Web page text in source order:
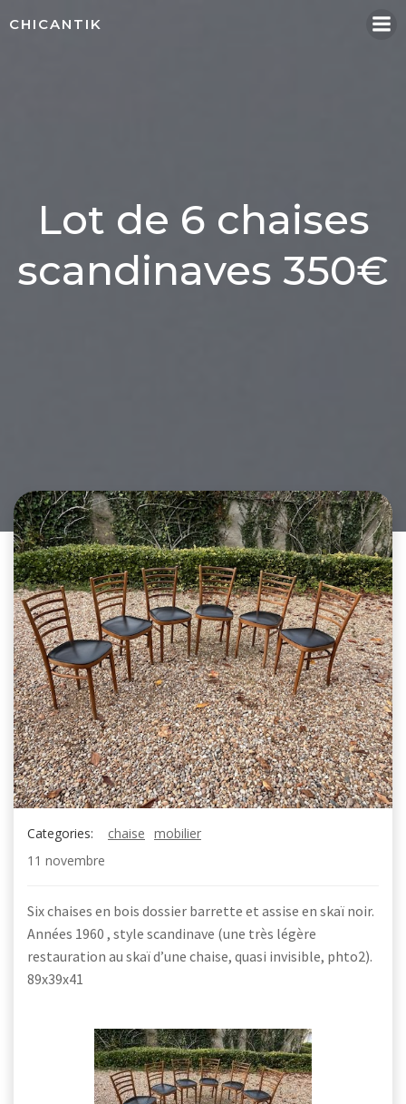
CHICANTIK
Lot de 6 chaises
scandinaves 350€
Categories: chaise mobilier
11 novembre
Six chaises en bois dossier barrette et assise en skaï noir.
Années 1960 , style scandinave (une très légère
restauration au skaï d’une chaise, quasi invisible, phto2).
89x39x41